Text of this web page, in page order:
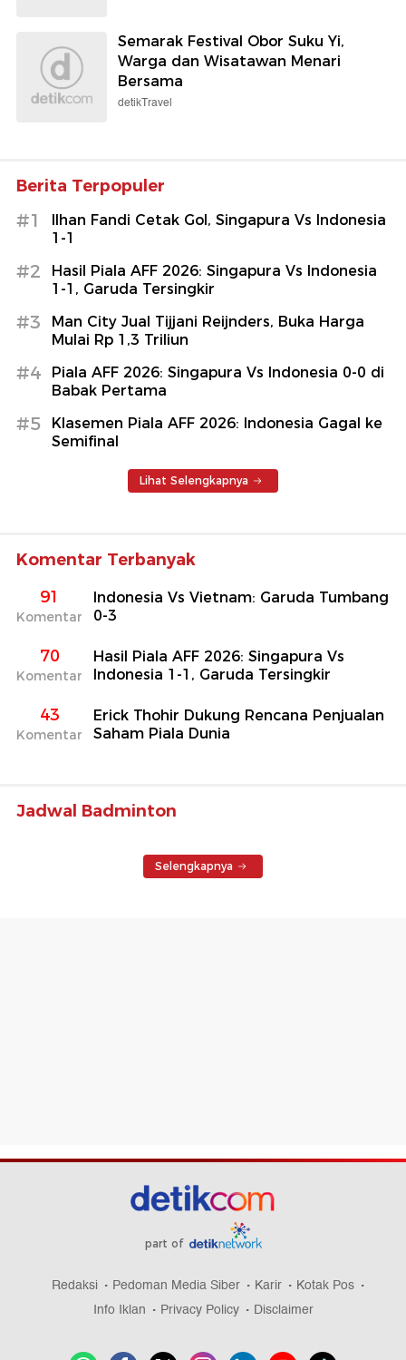
Semarak Festival Obor Suku Yi,
Warga dan Wisatawan Menari
Bersama
detikTravel
Berita Terpopuler
#1
Ilhan Fandi Cetak Gol, Singapura Vs Indonesia
1-1
#2
Hasil Piala AFF 2026: Singapura Vs Indonesia
1-1, Garuda Tersingkir
#3
Man City Jual Tijjani Reijnders, Buka Harga
Mulai Rp 1,3 Triliun
#4
Piala AFF 2026: Singapura Vs Indonesia 0-0 di
Babak Pertama
#5
Klasemen Piala AFF 2026: Indonesia Gagal ke
Semifinal
Lihat Selengkapnya
Komentar Terbanyak
91
Komentar
Indonesia Vs Vietnam: Garuda Tumbang
0-3
70
Komentar
Hasil Piala AFF 2026: Singapura Vs
Indonesia 1-1, Garuda Tersingkir
43
Komentar
Erick Thohir Dukung Rencana Penjualan
Saham Piala Dunia
Jadwal Badminton
Selengkapnya
part of
Redaksi Pedoman Media Siber Karir
Kotak Pos
Info Iklan
Privacy Policy Disclaimer